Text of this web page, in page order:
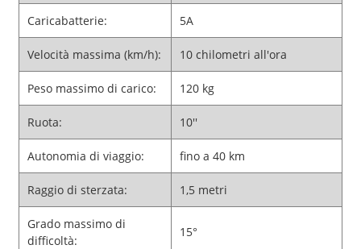
Caricabatterie: 5A
Velocità massima (km/h): 10 chilometri all'ora
Peso massimo di carico: 120 kg
Ruota: 10''
Autonomia di viaggio: fino a 40 km
Raggio di sterzata: 1,5 metri
Grado massimo di
difficoltà:
15°